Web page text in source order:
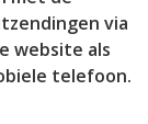
via
website als
telefoon.